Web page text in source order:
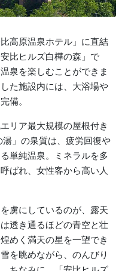
高原温泉ホテル」に直結
比ヒルズ白樺の森」で
泉を楽しむことができま
た施設内には、大浴場や
備。
リア最大規模の屋根付き
」の泉質は、疲労回復や
単純温泉。ミネラルを多
ばれ、女性客から高い人
虜にしているのが、露天
透き通るほどの青空と壮
めく満天の星を一望でき
を眺めながら、のんびり